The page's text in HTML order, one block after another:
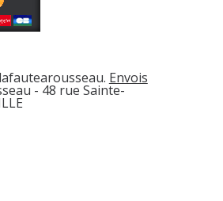
Envois
- 48 rue Sainte-